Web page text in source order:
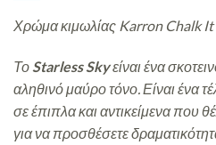
Χρώμα κιμωλίας Karron Chalk It
ΤοStarless Skyείναι ένα
αληθινό μαύρο τόνο. Είναι ένα
σε έπιπλα και αντικείμενα που
για να προσθέσετε